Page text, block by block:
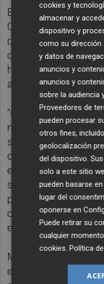
El diputado de CiU
Cataluña ha
durante los últimos
cabeza" del ahorro,
haberse sentido
acusaciones de
"Cataluña no es
malgastadora y no
subrayado antes de
de la comunidad de
euros,
su Producto Interior
posición de "motor
con su puesto a la
exportaciones.
Montoro ha
estas críticas
cookies y
almacenar y
dispositivo y
como su dirección
y datos de
anuncios y
anuncios y
sobre la audiencia
Proveedores de
pueden procesar
otros fines,
geolocalización
del dispositivo.
solo a este sitio
pueden basarse
lugar del
oponerse en
Puede retirar su
cualquier
cookies.Política